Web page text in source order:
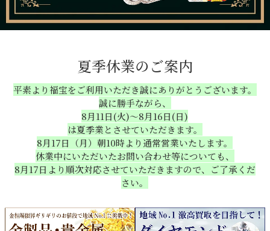
夏季休業のご案内
平素より福宝をご利用いただき誠にありがとうございます。
誠に勝手ながら、
8月11日(火)～8月16日(日)
は夏季業とさせていただきます。
8月17日（月）朝10時より通常営業いたします。
休業中にいただいたお問い合わせ等についても、
8月17日より順次対応させていただきますので、ご了承くだ
さい。